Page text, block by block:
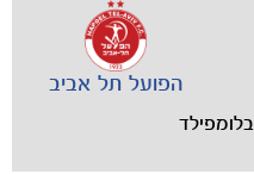
הפועל תל אביב
בלומפילד